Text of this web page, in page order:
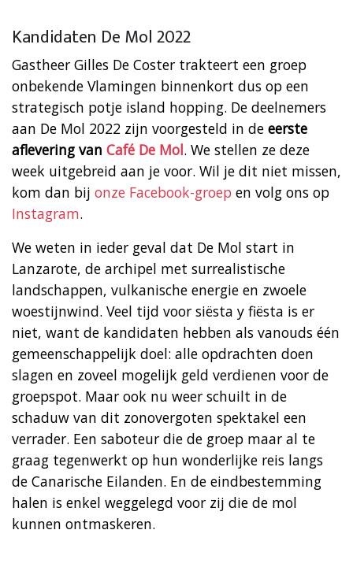
Kandidaten De Mol 2022
Gastheer Gilles De Coster trakteert een groep
onbekende Vlamingen binnenkort dus op een
strategisch potje island hopping. De deelnemers
aan De Mol 2022 zijn voorgesteld in de eerste
aflevering van Café De Mol. We stellen ze deze
week uitgebreid aan je voor. Wil je dit niet missen,
kom dan bij onze Facebook-groep en volg ons op
Instagram.
We weten in ieder geval dat De Mol start in
Lanzarote, de archipel met surrealistische
landschappen, vulkanische energie en zwoele
woestijnwind. Veel tijd voor siësta y fiësta is er
niet, want de kandidaten hebben als vanouds één
gemeenschappelijk doel: alle opdrachten doen
slagen en zoveel mogelijk geld verdienen voor de
groepspot. Maar ook nu weer schuilt in de
schaduw van dit zonovergoten spektakel een
verrader. Een saboteur die de groep maar al te
graag tegenwerkt op hun wonderlijke reis langs
de Canarische Eilanden. En de eindbestemming
halen is enkel weggelegd voor zij die de mol
kunnen ontmaskeren.